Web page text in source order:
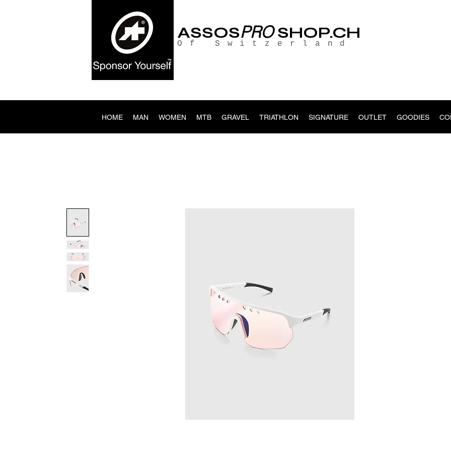
ASSOSPROSHOP.CH
Of Switzerland
HOME MAN WOMEN MTB GRAVEL TRIATHLON SIGNATURE OUTLET GOODIES